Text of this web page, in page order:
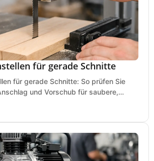
für gerade Schnitte
für gerade Schnitte: So prüfen Sie
und Vorschub für saubere,